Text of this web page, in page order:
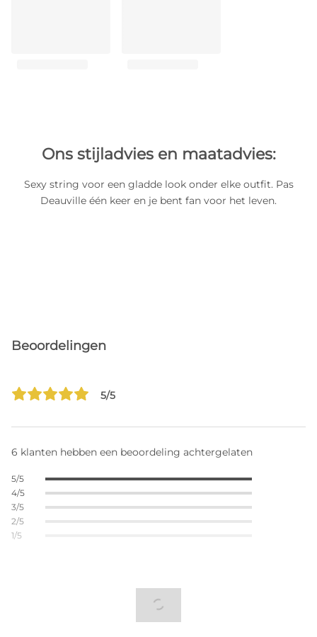
Ons stijladvies en maatadvies:
Sexy string voor een gladde look onder elke outfit. Pas
Deauville één keer en je bent fan voor het leven.
Beoordelingen
5/5
6 klanten hebben een beoordeling achtergelaten
5/5
4/5
3/5
2/5
1/5